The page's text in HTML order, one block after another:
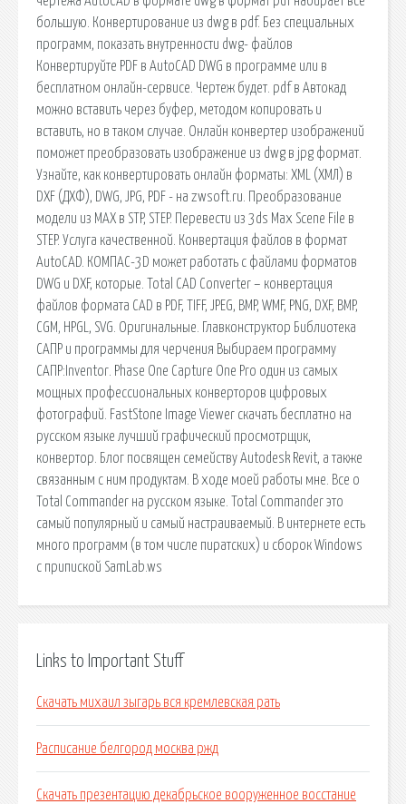
большую. Конвертирование из dwg в pdf. Без специальных
программ, показать внутренности dwg- файлов
Конвертируйте PDF в AutoCAD DWG в программе или в
бесплатном онлайн-сервисе. Чертеж будет. pdf в Автокад
можно вставить через буфер, методом копировать и
вставить, но в таком случае. Онлайн конвертер изображений
поможет преобразовать изображение из dwg в jpg формат.
Узнайте, как конвертировать онлайн форматы: XML (ХМЛ) в
DXF (ДХФ), DWG, JPG, PDF - на zwsoft.ru. Преобразование
модели из MAX в STP, STEP. Перевести из 3ds Max Scene File в
STEP. Услуга качественной. Конвертация файлов в формат
AutoCAD. КОМПАС-3D может работать с файлами форматов
DWG и DXF, которые. Total CAD Converter – конвертация
файлов формата CAD в PDF, TIFF, JPEG, BMP, WMF, PNG, DXF, BMP,
CGM, HPGL, SVG. Оригинальные. Главконструктор Библиотека
САПР и программы для черчения Выбираем программу
САПР:Inventor. Phase One Capture One Pro один из самых
мощных профессиональных конверторов цифровых
фотографий. FastStone Image Viewer скачать бесплатно на
русском языке лучший графический просмотрщик,
конвертор. Блог посвящен семейству Autodesk Revit, а также
связанным с ним продуктам. В ходе моей работы мне. Все о
Total Commander на русском языке. Total Commander это
самый популярный и самый настраиваемый. В интернете есть
много программ (в том числе пиратских) и сборок Windows
с припиской SamLab.ws
Links to Important Stuff
Скачать михаил зыгарь вся кремлевская рать
Расписание белгород москва ржд
Скачать презентацию декабрьское вооруженное восстание